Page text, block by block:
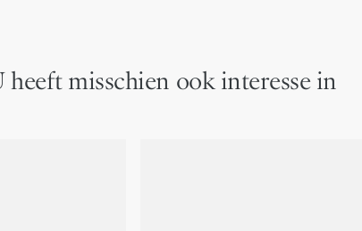
heeft misschien ook interesse in